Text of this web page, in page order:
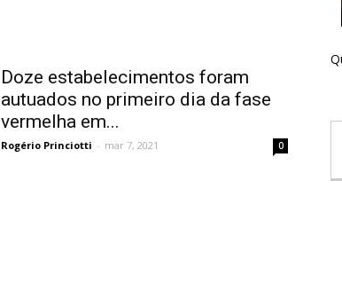
Doze estabelecimentos foram
autuados no primeiro dia da fase
vermelha em...
Rogério Princiotti - mar 7, 2021 0